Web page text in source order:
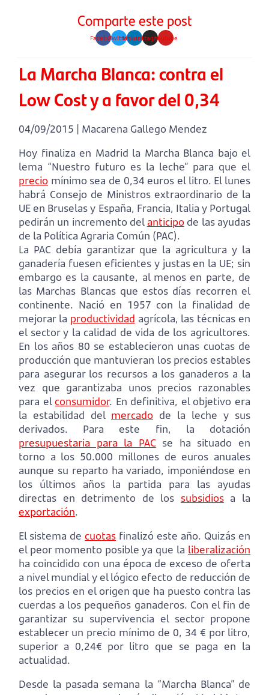
Comparte este post
FacebookTwitterLinkedinInstagramYoutube
La Marcha Blanca: contra el
Low Cost y a favor del 0,34
04/09/2015 | Macarena Gallego Mendez
Hoy finaliza en Madrid la Marcha Blanca bajo el
lema “Nuestro futuro es la leche” para que el
precio mínimo sea de 0,34 euros el litro. El lunes
habrá Consejo de Ministros extraordinario de la
UE en Bruselas y España, Francia, Italia y Portugal
pedirán un incremento del anticipode las ayudas
de la Política Agraria Común (PAC).
La PAC debía garantizar que la agricultura y la
ganadería fuesen eficientes y justas en la UE; sin
embargo es la causante, al menos en parte, de
las Marchas Blancas que estos días recorren el
continente. Nació en 1957 con la finalidad de
mejorar la productividad agrícola, las técnicas en
el sector y la calidad de vida de los agricultores.
En los años 80 se establecieron unas cuotas de
producción que mantuvieran los precios estables
para asegurar los recursos a los ganaderos a la
vez que garantizaba unos precios razonables
para elconsumidor. En definitiva, el objetivo era
la estabilidad del mercado de la leche y sus
derivados. Para este fin, la dotación
presupuestaria para la PAC se ha situado en
torno a los 50.000 millones de euros anuales
aunque su reparto ha variado, imponiéndose en
los últimos años la partida para las ayudas
directas en detrimento de los subsidiosa la
exportación.
El sistema de cuotas finalizó este año. Quizás en
el peor momento posible ya que la liberalización
ha coincidido con una época de exceso de oferta
a nivel mundial y el lógico efecto de reducción de
los precios en el origen que ha puesto contra las
cuerdas a los pequeños ganaderos. Con el fin de
garantizar su supervivencia el sector propone
establecer un precio mínimo de 0, 34 € por litro,
superior a 0,24€ por litro que se paga en la
actualidad.
Desde la pasada semana la “Marcha Blanca” de